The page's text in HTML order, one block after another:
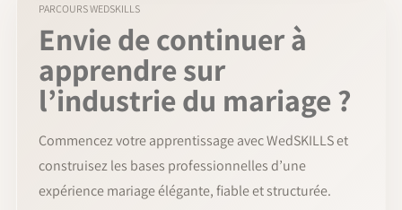
PARCOURS WEDSKILLS
Envie de continuer à
apprendre sur
l’industrie du mariage ?
Commencez votre apprentissage avec WedSKILLS et
construisez les bases professionnelles d’une
expérience mariage élégante, fiable et structurée.